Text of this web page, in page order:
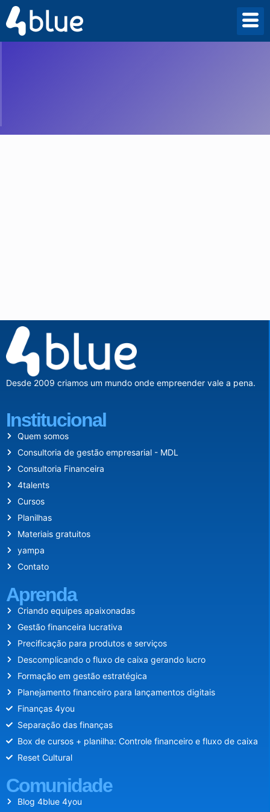
Desde 2009 criamos um mundo onde empreender vale a pena.
Institucional
Quem somos
Consultoria de gestão empresarial - MDL
Consultoria Financeira
4talents
Cursos
Planilhas
Materiais gratuitos
yampa
Contato
Aprenda
Criando equipes apaixonadas
Gestão financeira lucrativa
Precificação para produtos e serviços
Descomplicando o fluxo de caixa gerando lucro
Formação em gestão estratégica
Planejamento financeiro para lançamentos digitais
Finanças 4you
Separação das finanças
Box de cursos + planilha: Controle financeiro e fluxo de caixa
Reset Cultural
Comunidade
Blog 4blue 4you